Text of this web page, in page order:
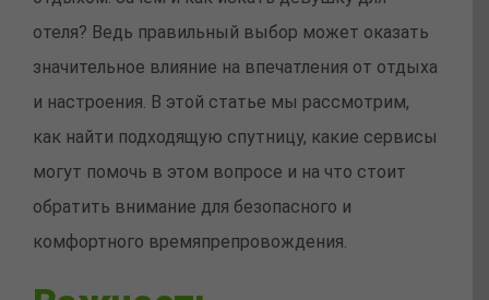
отеля? Ведь правильный выбор может оказать
значительное влияние на впечатления от отдыха
и настроения. В этой статье мы рассмотрим,
как найти подходящую спутницу, какие сервисы
могут помочь в этом вопросе и на что стоит
обратить внимание для безопасного и
комфортного времяпрепровождения.